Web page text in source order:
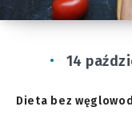
14
Dieta bez